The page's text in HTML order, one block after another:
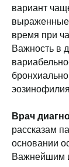
вариант
выраженные
время при
Важность в
Врач
рассказам
основании
Важнейшим